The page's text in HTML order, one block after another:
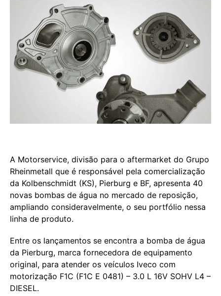
A Motorservice, divisão para o aftermarket do Grupo
Rheinmetall que é responsável pela comercialização
da Kolbenschmidt (KS), Pierburg e BF, apresenta 40
novas bombas de água no mercado de reposição,
ampliando consideravelmente, o seu portfólio nessa
linha de produto.
Entre os lançamentos se encontra a bomba de água
da Pierburg, marca fornecedora de equipamento
original, para atender os veículos Iveco com
motorização F1C (F1C E 0481) – 3.0 L 16V SOHV L4 –
DIESEL.